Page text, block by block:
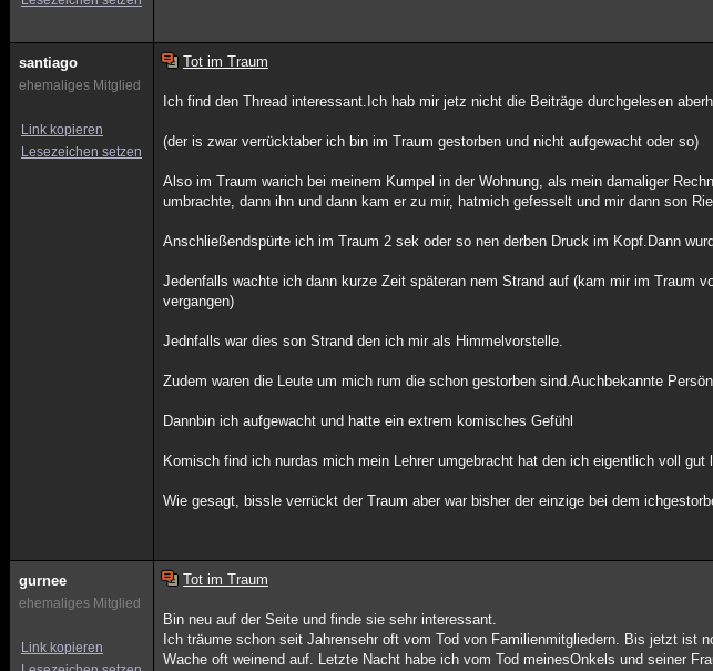
santiago
ehemaliges Mitglied
Link kopieren
Lesezeichen setzen
Tot im Traum
Ich find den Thread interessant.Ich hab mir jetz nicht die Beiträge durchgelesen
(der is zwar verrücktaber ich bin im Traum gestorben und nicht aufgewacht oder so)
Also im Traum warich bei meinem Kumpel in der Wohnung, als mein damaliger
umbrachte, dann ihn und dann kam er zu mir, hatmich gefesselt und mir dann son
Anschließendspürte ich im Traum 2 sek oder so nen derben Druck im Kopf.Dann
Jedenfalls wachte ich dann kurze Zeit späteran nem Strand auf (kam mir im Traum
vergangen)
Jednfalls war dies son Strand den ich mir als Himmelvorstelle.
Zudem waren die Leute um mich rum die schon gestorben sind.Auchbekannte
Dannbin ich aufgewacht und hatte ein extrem komisches Gefühl
Komisch find ich nurdas mich mein Lehrer umgebracht hat den ich eigentlich voll gut
Wie gesagt, bissle verrückt der Traum aber war bisher der einzige bei dem
gurnee
ehemaliges Mitglied
Link kopieren
Tot im Traum
Bin neu auf der Seite und finde sie sehr interessant.
Ich träume schon seit Jahrensehr oft vom Tod von Familienmitgliedern. Bis jetzt ist
Wache oft weinend auf. Letzte Nacht habe ich vom Tod meinesOnkels und seiner